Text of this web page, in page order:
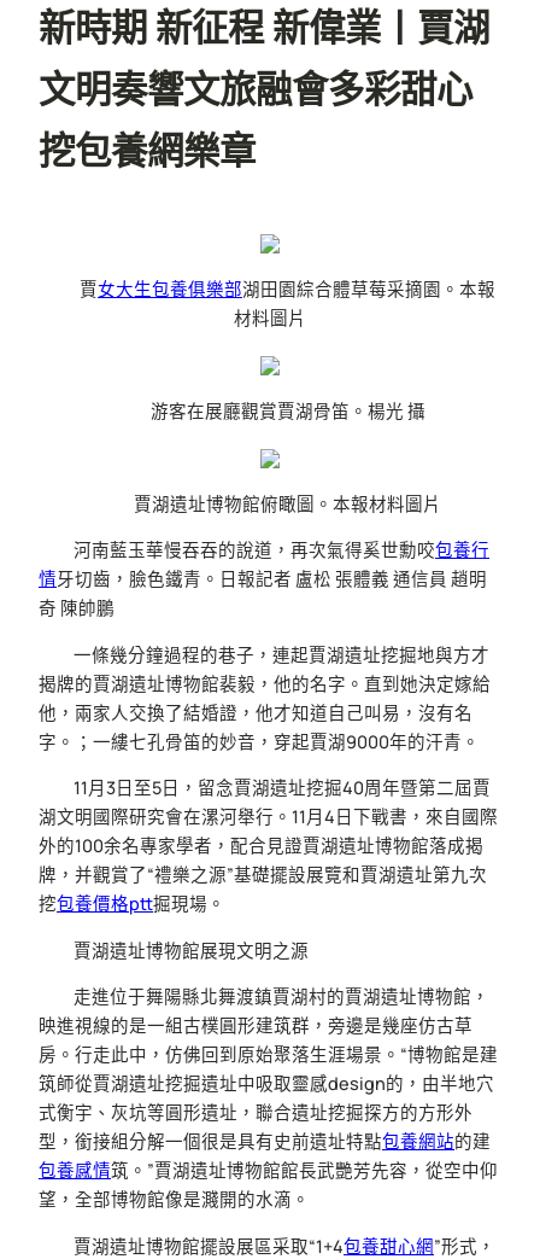
新時期 新征程 新偉業丨賈湖
文明奏響文旅融會多彩甜心
挖包養網樂章
賈女大生包養俱樂部湖田園綜合體草莓采摘園。本報
材料圖片
游客在展廳觀賞賈湖骨笛。楊光 攝
賈湖遺址博物館俯瞰圖。本報材料圖片
河南藍玉華慢吞吞的說道，再次氣得奚世勳咬包養行
情牙切齒，臉色鐵青。日報記者 盧松 張體義 通信員 趙明
奇 陳帥鵬
一條幾分鐘過程的巷子，連起賈湖遺址挖掘地與方才
揭牌的賈湖遺址博物館裴毅，他的名字。直到她決定嫁給
他，兩家人交換了結婚證，他才知道自己叫易，沒有名
字。；一縷七孔骨笛的妙音，穿起賈湖9000年的汗青。
11月3日至5日，留念賈湖遺址挖掘40周年暨第二屆賈
湖文明國際研究會在漯河舉行。11月4日下戰書，來自國際
外的100余名專家學者，配合見證賈湖遺址博物館落成揭
牌，并觀賞了“禮樂之源”基礎擺設展覽和賈湖遺址第九次
挖包養價格ptt掘現場。
賈湖遺址博物館展現文明之源
走進位于舞陽縣北舞渡鎮賈湖村的賈湖遺址博物館，
映進視線的是一組古樸圓形建筑群，旁邊是幾座仿古草
房。行走此中，仿佛回到原始聚落生涯場景。“博物館是建
筑師從賈湖遺址挖掘遺址中吸取靈感design的，由半地穴
式衡宇、灰坑等圓形遺址，聯合遺址挖掘探方的方形外
型，銜接組分解一個很是具有史前遺址特點包養網站的建
包養感情筑。”賈湖遺址博物館館長武艷芳先容，從空中仰
望，全部博物館像是濺開的水滴。
賈湖遺址博物館擺設展區采取“1+4包養甜心網”形式，